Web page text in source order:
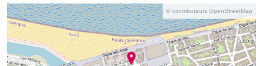
© contributeurs OpenStreetMap